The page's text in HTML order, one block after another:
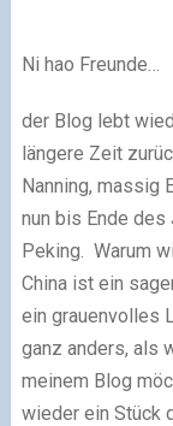
Ni hao Freunde…
der Blog lebt
längere Zeit
Nanning, massig
nun bis Ende
Peking. Warum
China ist ein
ein grauenvolles
ganz anders, als
meinem Blog
wieder ein Stück